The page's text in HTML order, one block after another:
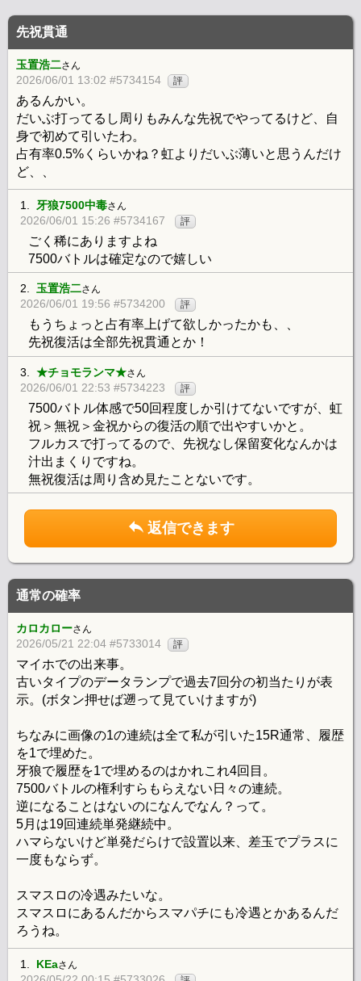
先祝貫通
玉置浩二さん
2026/06/01 13:02 #5734154 評
あるんかい。
だいぶ打ってるし周りもみんな先祝でやってるけど、自
身で初めて引いたわ。
占有率0.5%くらいかね？虹よりだいぶ薄いと思うんだけ
ど、、
1. 牙狼7500中毒さん
2026/06/01 15:26 #5734167 評
ごく稀にありますよね
7500バトルは確定なので嬉しい
2. 玉置浩二さん
2026/06/01 19:56 #5734200 評
もうちょっと占有率上げて欲しかったかも、、
先祝復活は全部先祝貫通とか！
3. ★チョモランマ★さん
2026/06/01 22:53 #5734223 評
7500バトル体感で50回程度しか引けてないですが、虹
祝＞無祝＞金祝からの復活の順で出やすいかと。
フルカスで打ってるので、先祝なし保留変化なんかは
汁出まくりですね。
無祝復活は周り含め見たことないです。
返信できます
通常の確率
カロカローさん
2026/05/21 22:04 #5733014 評
マイホでの出来事。
古いタイプのデータランプで過去7回分の初当たりが表
示。(ボタン押せば遡って見ていけますが)
ちなみに画像の1の連続は全て私が引いた15R通常、履歴
を1で埋めた。
牙狼で履歴を1で埋めるのはかれこれ4回目。
7500バトルの権利すらもらえない日々の連続。
逆になることはないのになんでなん？って。
5月は19回連続単発継続中。
ハマらないけど単発だらけで設置以来、差玉でプラスに
一度もならず。
スマスロの冷遇みたいな。
スマスロにあるんだからスマパチにも冷遇とかあるんだ
ろうね。
1. KEaさん